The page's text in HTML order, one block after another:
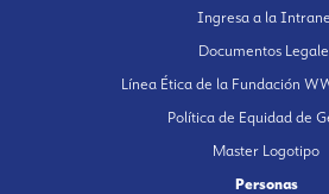
Ingresa a la
Documentos
Línea Ética de la Fundación
Política de Equidad de
Master Logotipo
Personas